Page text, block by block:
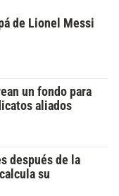
de Lionel Messi
un fondo para
aliados
después de la
su